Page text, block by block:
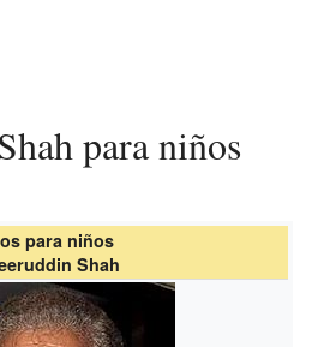
para niños
para niños
Shah